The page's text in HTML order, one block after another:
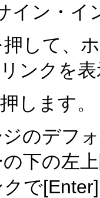
イン・イ
して、
リンクを
します。
のデフ
下の左
で